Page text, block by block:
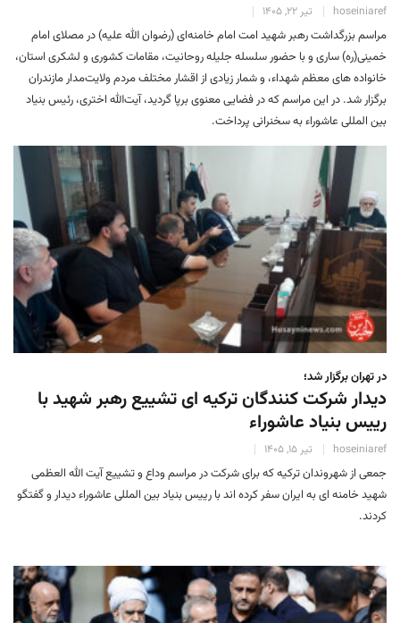
hoseiniaref تیر 22, 1405
مراسم بزرگداشت رهبر شهید امت امام خامنه‌ای (رضوان‌ الله علیه) در مصلای امام
خمینی(ره) ساری و با حضور سلسله جلیله روحانیت، مقامات کشوری و لشکری استان،
خانواده های معظم شهداء، و شمار زیادی از اقشار مختلف مردم ولایت‌مدار مازندران
برگزار شد. ‎در این مراسم که در فضایی معنوی برپا گردید، آیت‌الله اختری، رئیس بنیاد
بین المللی عاشوراء به سخنرانی پرداخت.
در تهران برگزار شد؛
دیدار شرکت کنندگان ترکیه ای تشییع رهبر شهید با
رییس بنیاد عاشوراء
hoseiniaref تیر 15, 1405
جمعی از شهروندان ترکیه که برای شرکت در مراسم وداع و تشییع آیت الله العظمی
شهید خامنه ای به ایران سفر کرده اند با رییس بنیاد بین المللی عاشوراء دیدار و گفتگو
کردند.